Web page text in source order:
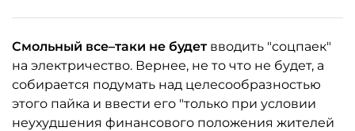
Смольный все–таки не будетвводить "соцпаек"
на электричество. Вернее, не то что не будет, а
собирается подумать над целесообразностью
этого пайка и ввести его "только при условии
неухудшения финансового положения жителей